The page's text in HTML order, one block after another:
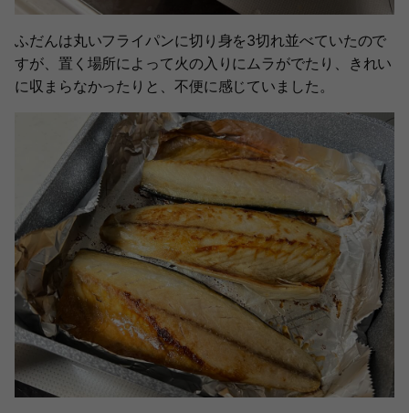
ふだんは丸いフライパンに切り身を3切れ並べていたので
すが、置く場所によって火の入りにムラがでたり、きれい
に収まらなかったりと、不便に感じていました。